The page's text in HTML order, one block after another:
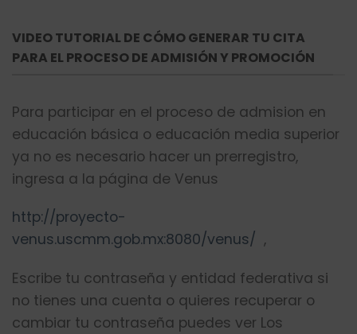
VIDEO TUTORIAL DE CÓMO GENERAR TU CITA
PARA EL PROCESO DE ADMISIÓN Y PROMOCIÓN
Para participar en el proceso de admision en
educación básica o educación media superior
ya no es necesario hacer un prerregistro,
ingresa a la página de Venus
http://proyecto-
venus.uscmm.gob.mx:8080/venus/ ,
Escribe tu contraseña y entidad federativa si
no tienes una cuenta o quieres recuperar o
cambiar tu contraseña puedes ver Los